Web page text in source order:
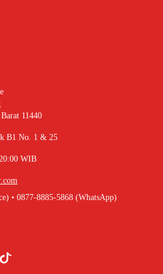
11440
B1 No. 1 & 25
WIB
• 0877-8885-5868 (WhatsApp)